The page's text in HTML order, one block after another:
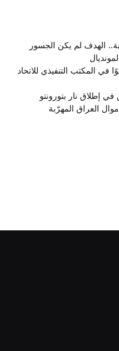
الهدف لم يكن الجسور
المكتب التنفيذي للاتحاد
العراق المهرّبة